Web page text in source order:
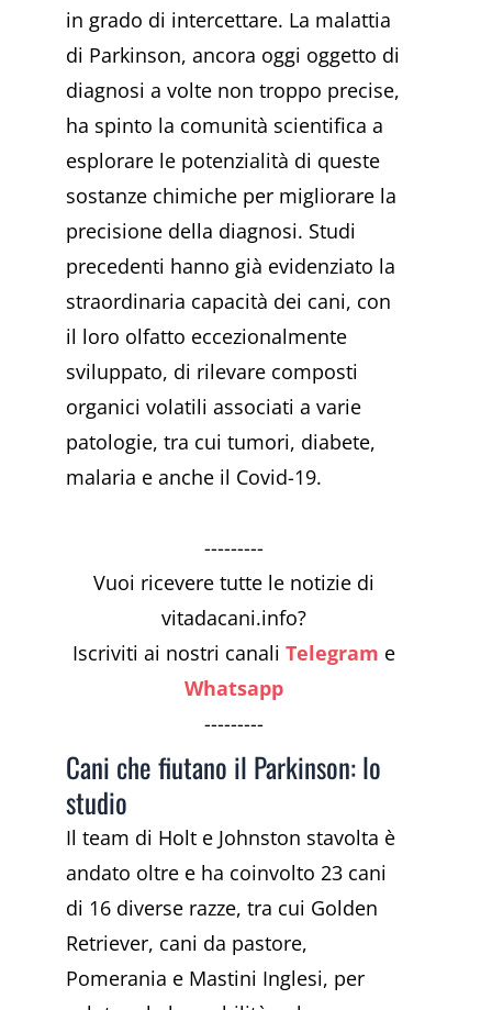
in grado di intercettare. La malattia
di Parkinson, ancora oggi oggetto di
diagnosi a volte non troppo precise,
ha spinto la comunità scientifica a
esplorare le potenzialità di queste
sostanze chimiche per migliorare la
precisione della diagnosi. Studi
precedenti hanno già evidenziato la
straordinaria capacità dei cani, con
il loro olfatto eccezionalmente
sviluppato, di rilevare composti
organici volatili associati a varie
patologie, tra cui tumori, diabete,
malaria e anche il Covid-19.
---------
Vuoi ricevere tutte le notizie di
vitadacani.info?
Iscriviti ai nostri canali Telegram e
Whatsapp
---------
Cani che fiutano il Parkinson: lo
studio
Il team di Holt e Johnston stavolta è
andato oltre e ha coinvolto 23 cani
di 16 diverse razze, tra cui Golden
Retriever, cani da pastore,
Pomerania e Mastini Inglesi, per